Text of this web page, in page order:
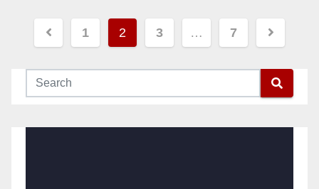
Pagination
des
publications
1 2 3 … 7